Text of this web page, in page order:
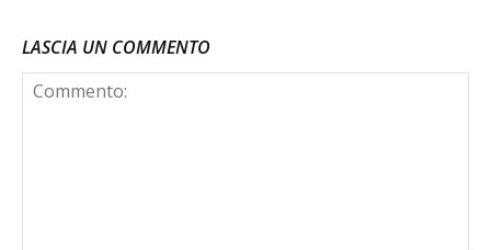
LASCIA UN COMMENTO